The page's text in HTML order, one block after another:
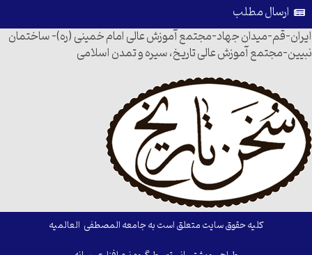
ارسال مطلب
ایران-قم-میدان جهاد-مجتمع آموزش عالی امام خمینی (ره)- ساختمان
نبیین-مجتمع آموزش عالی تاریخ، سیره و تمدن اسلامی
کلیه حقوق سایت متعلق است به جامعه المصطفی العالمیه